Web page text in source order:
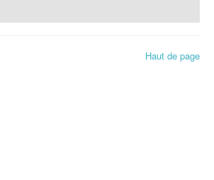
Haut de page